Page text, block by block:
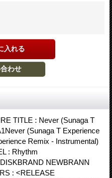
TITLE : Never (Sunaga T
(Sunaga T Experience
Remix - Instrumental)
: Rhythm
NEWBRANN
: <RELEASE